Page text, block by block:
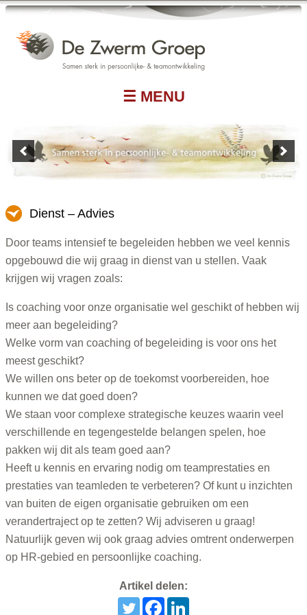
☰ MENU
Dienst – Advies
Door teams intensief te begeleiden hebben we veel kennis
opgebouwd die wij graag in dienst van u stellen. Vaak
krijgen wij vragen zoals:
Is coaching voor onze organisatie wel geschikt of hebben wij
meer aan begeleiding?
Welke vorm van coaching of begeleiding is voor ons het
meest geschikt?
We willen ons beter op de toekomst voorbereiden, hoe
kunnen we dat goed doen?
We staan voor complexe strategische keuzes waarin veel
verschillende en tegengestelde belangen spelen, hoe
pakken wij dit als team goed aan?
Heeft u kennis en ervaring nodig om teamprestaties en
prestaties van teamleden te verbeteren? Of kunt u inzichten
van buiten de eigen organisatie gebruiken om een
verandertraject op te zetten? Wij adviseren u graag!
Natuurlijk geven wij ook graag advies omtrent onderwerpen
op HR-gebied en persoonlijke coaching.
Artikel delen: